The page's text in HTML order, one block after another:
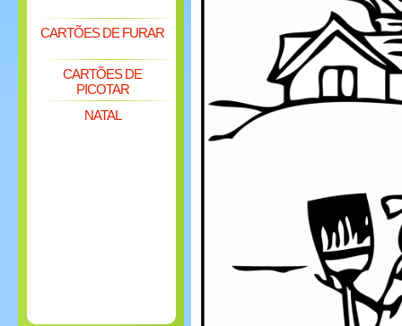
CARTÕES DE FURAR
CARTÕES DE
PICOTAR
NATAL